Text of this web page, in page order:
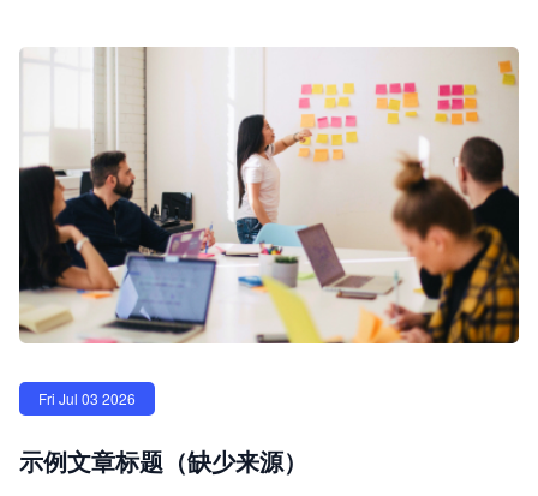
Fri Jul 03 2026
示例文章标题（缺少来源）